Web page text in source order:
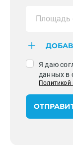
Я даю
данных в
Политикой